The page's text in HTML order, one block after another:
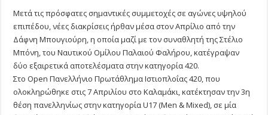
Μετά τις πρόσφατες σημαντικές συμμετοχές σε αγώνες υψηλού
επιπέδου, νέες διακρίσεις ήρθαν μέσα στον Απρίλιο από την
Δάφνη Μπουγιούρη, η οποία μαζί με τον συναθλητή της Στέλιο
Μπόνη, του Ναυτικού Ομίλου Παλαιού Φαλήρου, κατέγραψαν
δύο εξαιρετικά αποτελέσματα στην κατηγορία 420.
Στο Open Πανελλήνιο Πρωτάθλημα Ιστιοπλοΐας 420, που
ολοκληρώθηκε στις 7 Απριλίου στο Καλαμάκι, κατέκτησαν την 3η
θέση πανελληνίως στην κατηγορία U17 (Men & Mixed), σε μία